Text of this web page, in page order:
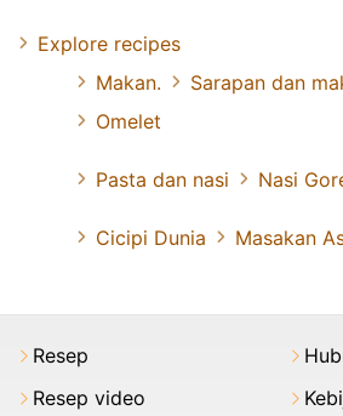
Explore recipes
Makan.
Sarapan dan
Omelet
Pasta dan nasi Nasi
Cicipi Dunia Masakan
Resep
Resep video